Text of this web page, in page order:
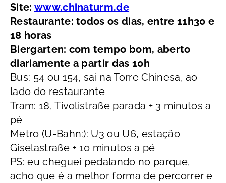
Site: www.chinaturm.de
Restaurante: todos os dias, entre 11h30 e
18 horas
Biergarten: com tempo bom, aberto
diariamente a partir das 10h
Bus: 54 ou 154, sai na Torre Chinesa, ao
lado do restaurante
Tram: 18, Tivolistraße parada + 3 minutos a
pé
Metro (U-Bahn:): U3 ou U6, estação
Giselastraße + 10 minutos a pé
PS: eu cheguei pedalando no parque,
acho que é a melhor forma de percorrer e